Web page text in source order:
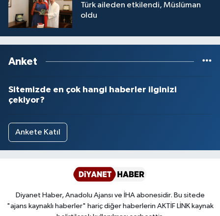
Türk aileden etkilendi, Müslüman
oldu
Anket
Sitemizde en çok hangi haberler ilginizi
çekiyor?
Ankete Katıl
Diyanet Haber, Anadolu Ajansı ve İHA abonesidir. Bu sitede
"ajans kaynaklı haberler" hariç diğer haberlerin AKTİF LİNK kaynak